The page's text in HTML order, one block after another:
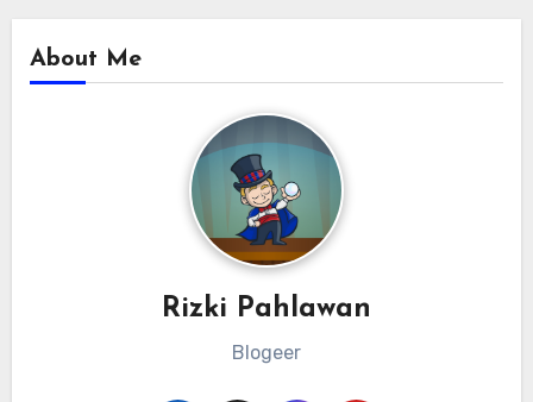
About Me
Rizki Pahlawan
Blogeer